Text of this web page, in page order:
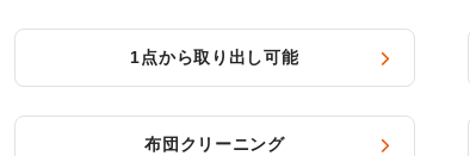
1点から取り出し可能
布団クリーニング